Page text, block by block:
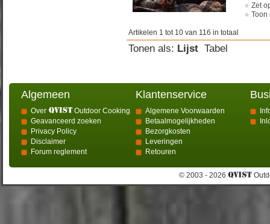
Zet
Toon
Artikelen 1 tot 10 van 116 in totaal
Tonen als: Lijst Tabel
Algemeen
Over
Outdoor Cooking
Geavanceerd zoeken
Privacy Policy
Disclaimer
Forum reglement
Klantenservice
Algemene Voorwaarden
Betaalmogelijkheden
Bezorgkosten
Leveringen
Retouren
© 2003 - 2026